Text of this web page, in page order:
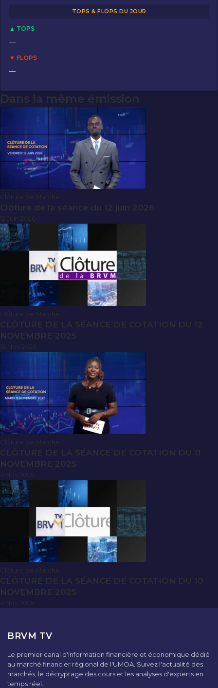
TOPS & FLOPS DU JOUR
▲ TOPS
—
▼ FLOPS
—
Dans la même émission
Clôture de la séance du 12 juin 2026
CLÔTURE DE LA SÉANCE DE COTATION DU 12
NOVEMBRE 2025
CLÔTURE DE LA SÉANCE DE COTATION DU 11
NOVEMBRE 2025
CLÔTURE DE LA SÉANCE DE COTATION DU 10
NOVEMBRE 2025
BRVM TV
Le premier canal d'information financière et économique dédié
au marché financier régional de l'UMOA. Suivez l'actualité des
marchés, le décryptage des cours et les analyses d'experts en
temps réel.